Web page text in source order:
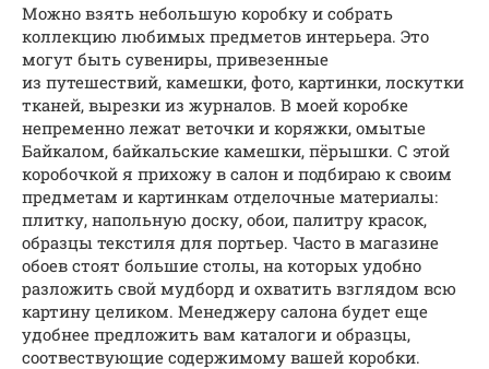
Можно взять небольшую коробку и собрать
коллекцию любимых предметов интерьера. Это
могут быть сувениры, привезенные
из путешествий, камешки, фото, картинки, лоскутки
тканей, вырезки из журналов. В моей коробке
непременно лежат веточки и коряжки, омытые
Байкалом, байкальские камешки, пёрышки. С этой
коробочкой я прихожу в салон и подбираю к своим
предметам и картинкам отделочные материалы:
плитку, напольную доску, обои, палитру красок,
образцы текстиля для портьер. Часто в магазине
обоев стоят большие столы, на которых удобно
разложить свой мудборд и охватить взглядом всю
картину целиком. Менеджеру салона будет еще
удобнее предложить вам каталоги и образцы,
соотвествующие содержимому вашей коробки.